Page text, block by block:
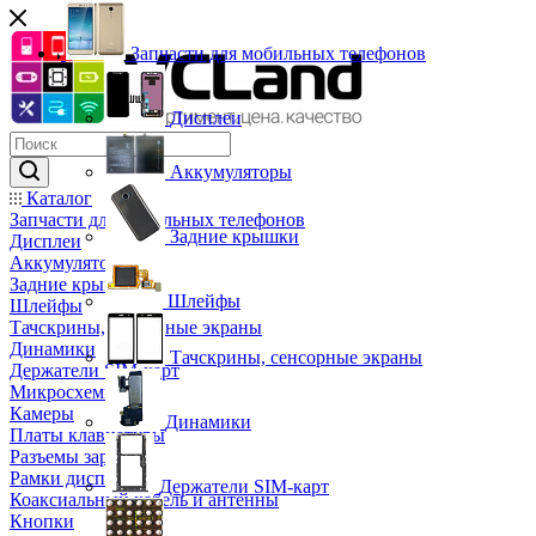
Каталог
Запчасти для мобильных телефонов
Дисплеи
Аккумуляторы
Задние крышки
Шлейфы
Тачскрины, сенсорные экраны
Динамики
Держатели SIM-карт
Микросхемы
Камеры
Платы клавиатуры
Разъемы зарядки
Рамки дисплея
Коаксиальный кабель и антенны
Кнопки
Запчасти для мобильных телефонов
Дисплеи
Аккумуляторы
Задние крышки
Шлейфы
Тачскрины, сенсорные экраны
Динамики
Держатели SIM-карт